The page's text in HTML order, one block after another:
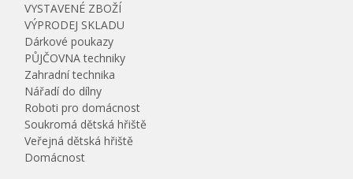
VYSTAVENÉ ZBOŽÍ
VÝPRODEJ SKLADU
Dárkové poukazy
PŮJČOVNA techniky
Zahradní technika
Nářadí do dílny
Roboti pro domácnost
Soukromá dětská hřiště
Veřejná dětská hřiště
Domácnost